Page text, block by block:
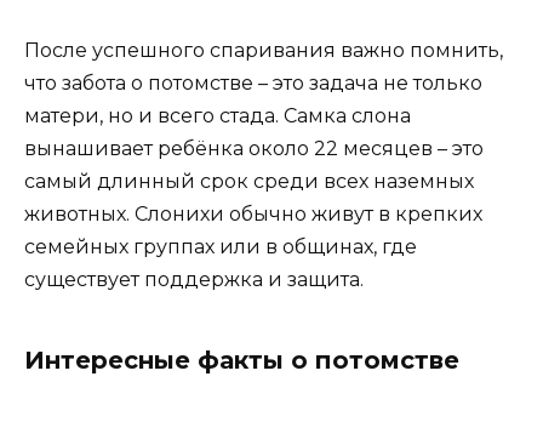
После успешного спаривания важно помнить,
что забота о потомстве – это задача не только
матери, но и всего стада. Самка слона
вынашивает ребёнка около 22 месяцев – это
самый длинный срок среди всех наземных
животных. Слонихи обычно живут в крепких
семейных группах или в общинах, где
существует поддержка и защита.
Интересные факты о потомстве